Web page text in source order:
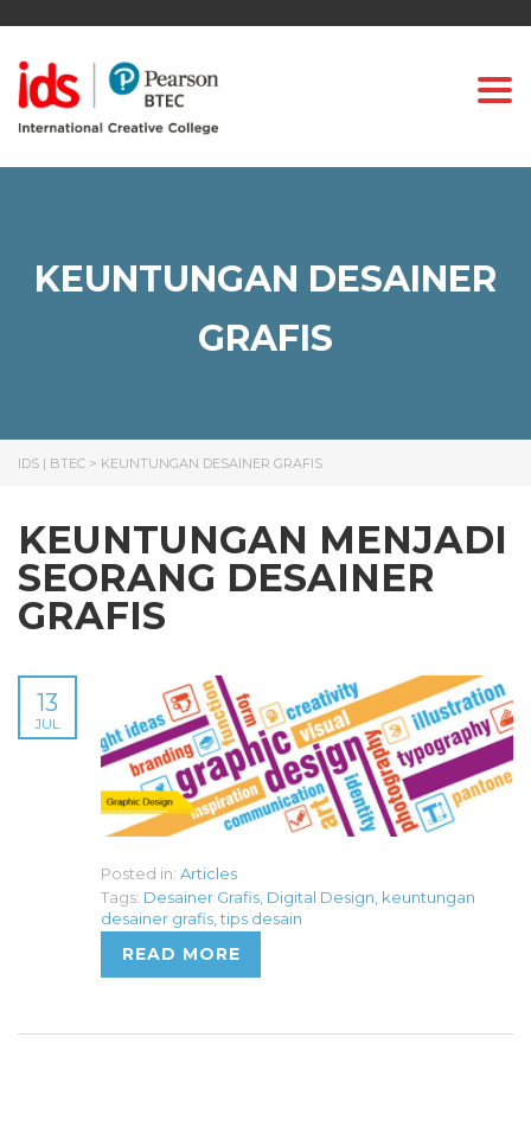
KEUNTUNGAN DESAINER
GRAFIS
IDS | BTEC > KEUNTUNGAN DESAINER GRAFIS
KEUNTUNGAN MENJADI
SEORANG DESAINER
GRAFIS
13
JUL
Posted in: Articles
Tags: Desainer Grafis Digital Design keuntungan
desainer grafis tips desain
READ MORE